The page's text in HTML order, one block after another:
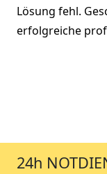
Lösung fehl.
erfolgreiche
24h